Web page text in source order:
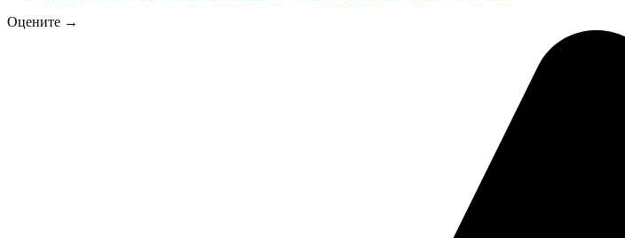
Оцените →